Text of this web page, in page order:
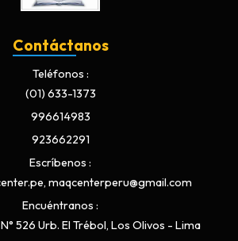
Contáctanos
Teléfonos
(01) 633-1373
996614983
923662291
Escríbenos
maqcenterperu@gmail.com
Encuéntranos
526 Urb. El Trébol, Los Olivos - Lima